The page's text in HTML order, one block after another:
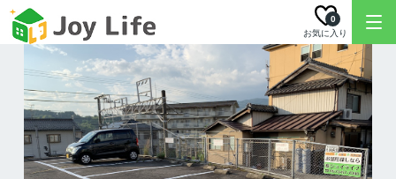
お気に入り
0